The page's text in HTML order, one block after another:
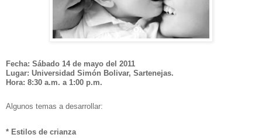
Fecha: Sábado 14 de mayo del 2011
Lugar: Universidad Simón Bolivar, Sartenejas.
Hora: 8:30 a.m. a 1:00 p.m.
Algunos temas a desarrollar:
* Estilos de crianza